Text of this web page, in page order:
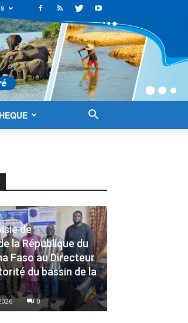
de
la République du
Faso au Directeur
du bassin de la
0